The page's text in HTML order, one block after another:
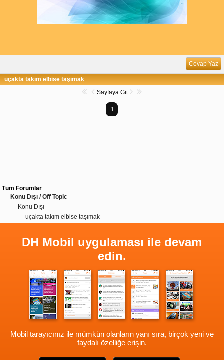
Cevap Yaz
uçakta takım elbise taşımak
Sayfaya Git
1
Tüm Forumlar
Konu Dışı / Off Topic
Konu Dışı
uçakta takım elbise taşımak
DH Mobil uygulaması ile devam
edin.
Mobil tarayıcınız ile mümkün olanların yanı sıra, birçok yeni ve
faydalı özelliğe erişin.